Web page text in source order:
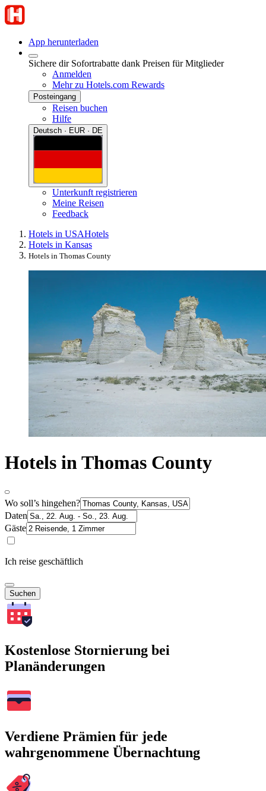
App herunterladen
Sichere dir Sofortrabatte dank Preisen für Mitglieder
Anmelden
Mehr zu Hotels.com Rewards
Posteingang
Reisen buchen
Hilfe
Deutsch · EUR · DE
Unterkunft registrieren
Meine Reisen
Feedback
Hotels in USAHotels
Hotels in Kansas
Hotels in Thomas County
Hotels in Thomas County
Wo soll’s hingehen?
Daten
Gäste
Ich reise geschäftlich
Suchen
Kostenlose Stornierung bei
Planänderungen
Verdiene Prämien für jede
wahrgenommene Übernachtung